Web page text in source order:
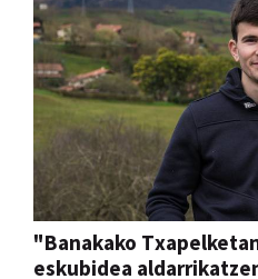
"Banakako
eskubidea